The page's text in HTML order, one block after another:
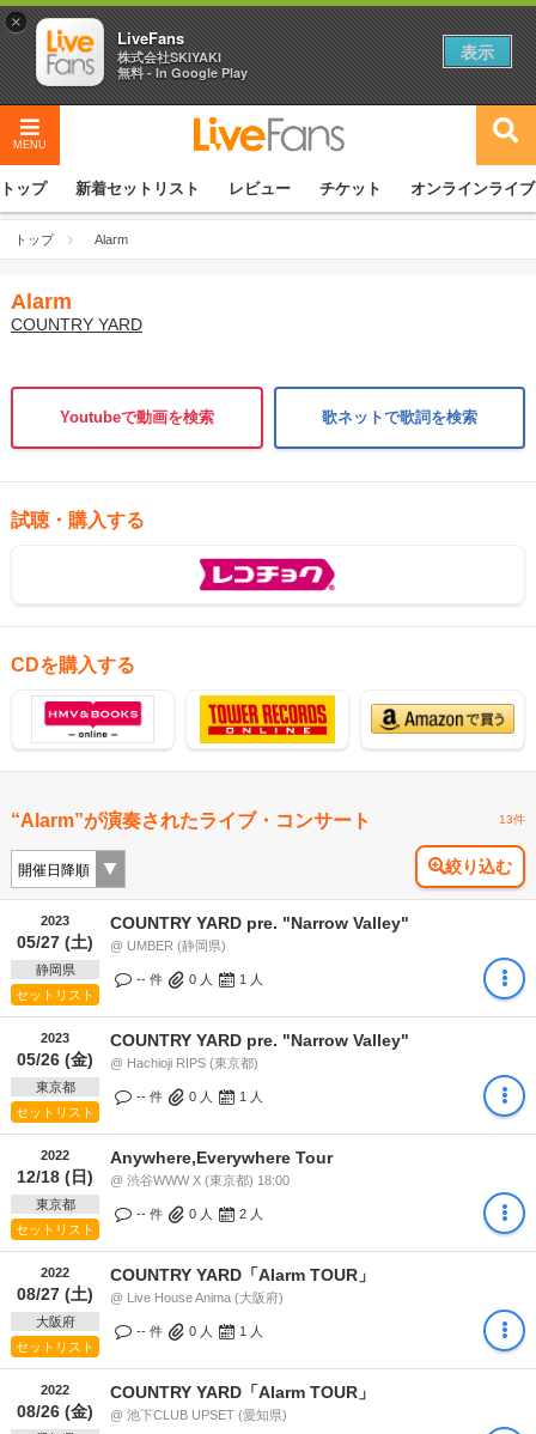
MENU
トップ 新着セットリスト レビュー チケット オンラインライブ
トップ Alarm
Alarm
COUNTRY YARD
Youtubeで動画を検索 歌ネットで歌詞を検索
試聴・購入する
CDを購入する
“Alarm”が演奏されたライブ・コンサート 13件
絞り込む
2023
05/27 (土)
静岡県
セットリスト
COUNTRY YARD pre. "Narrow Valley"
@ UMBER (静岡県)
-- 件 0 人 1 人
2023
05/26 (金)
東京都
セットリスト
COUNTRY YARD pre. "Narrow Valley"
@ Hachioji RIPS (東京都)
-- 件 0 人 1 人
2022
12/18 (日)
東京都
セットリスト
Anywhere,Everywhere Tour
@ 渋谷WWW X (東京都) 18:00
-- 件 0 人 2 人
2022
08/27 (土)
大阪府
セットリスト
COUNTRY YARD「Alarm TOUR」
@ Live House Anima (大阪府)
-- 件 0 人 1 人
2022
08/26 (金)
COUNTRY YARD「Alarm TOUR」
@ 池下CLUB UPSET (愛知県)
×
LiveFans
株式会社SKIYAKI
無料 - In Google Play
表示